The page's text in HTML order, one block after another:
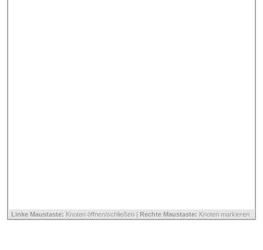
Linke Maustaste: Knoten öffnen/schließen | Rechte Maustaste: Knoten markieren